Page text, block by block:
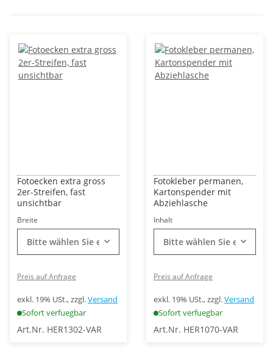
Fotoecken extra gross
2er-Streifen, fast
unsichtbar
Breite
Bitte wählen Sie eine Variation.
Preis auf Anfrage
exkl. 19% USt., zzgl.Versand
Sofort verfuegbar
Art.Nr. HER1302-VAR
Fotokleber permanen,
Kartonspender mit
Abziehlasche
Inhalt
Bitte wählen Sie eine
Preis auf Anfrage
exkl. 19% USt., zzgl.Versand
Sofort verfuegbar
Art.Nr. HER1070-VAR